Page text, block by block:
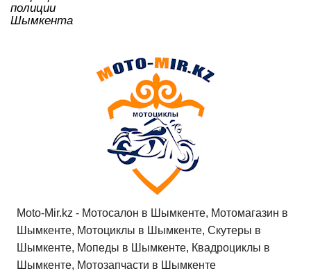
полиции
Шымкента
Moto-Mir.kz - Мотосалон в Шымкенте, Мотомагазин в
Шымкенте, Мотоциклы в Шымкенте, Скутеры в
Шымкенте, Мопеды в Шымкенте, Квадроциклы в
Шымкенте, Мотозапчасти в Шымкенте